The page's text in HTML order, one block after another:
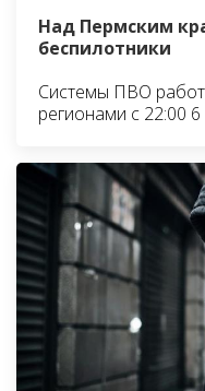
Над Пермским
беспилотники
Системы ПВО
регионами с 22:00 6